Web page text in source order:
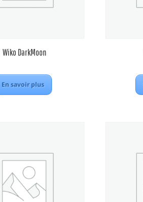
Wiko DarkMoon
En savoir plus